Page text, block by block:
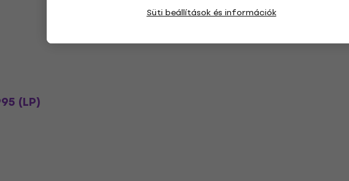
Süti beállítások és információk
(LP)